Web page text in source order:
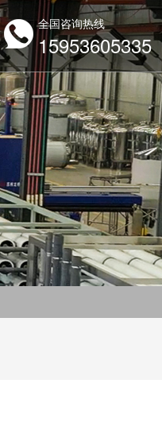
全国咨询热线
15953605335